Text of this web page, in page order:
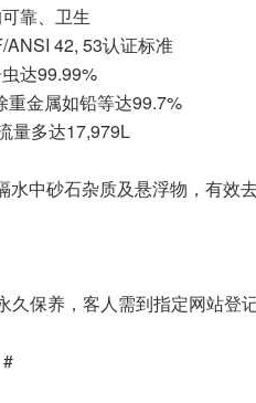
靠、卫生
42, 53认证标准
达99.99%
重金属如铅等达99.7%
量多达17,979L
水中砂石杂质及悬浮物，有效
久保养，客人需到指定网站